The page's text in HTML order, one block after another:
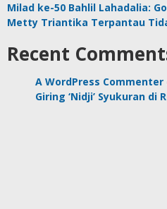
Milad ke-50 Bahlil Lahadalia:
Metty Triantika Terpantau
Recent
A WordPress Commenter
Giring ‘Nidji’ Syukuran di